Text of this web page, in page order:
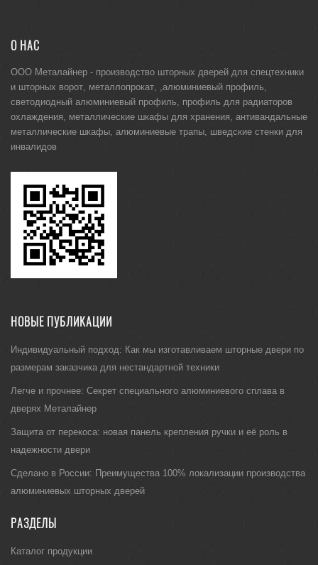
О НАС
ООО Металайнер - производство шторных дверей для спецтехники
и шторных ворот металлопрокат алюминиевый профиль
светодиодный алюминиевый профиль
профиль для радиаторов
охлаждения
металлические шкафы для хранения антивандальные
металлические шкафы алюминиевые трапы шведские стенки для
инвалидов
НОВЫЕ ПУБЛИКАЦИИ
Индивидуальный подход: Как мы изготавливаем шторные двери по
размерам заказчика для нестандартной техники
Легче и прочнее: Секрет специального алюминиевого сплава в
дверях Металайнер
Защита от перекоса: новая панель крепления ручки и её роль в
надежности двери
Сделано в России: Преимущества 100% локализации производства
алюминиевых шторных дверей
РАЗДЕЛЫ
Каталог продукции